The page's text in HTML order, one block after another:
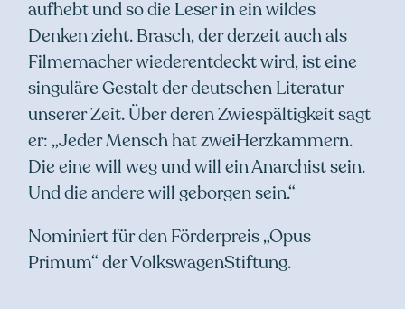
aufhebt und so die Leser in ein wildes
Denken zieht. Brasch, der derzeit auch als
Filmemacher wiederentdeckt wird, ist eine
singuläre Gestalt der deutschen Literatur
unserer Zeit. Über deren Zwiespältigkeit sagt
er: „Jeder Mensch hat zweiHerzkammern.
Die eine will weg und will ein Anarchist sein.
Und die andere will geborgen sein.“
Nominiert für den Förderpreis „Opus
Primum“ der VolkswagenStiftung.